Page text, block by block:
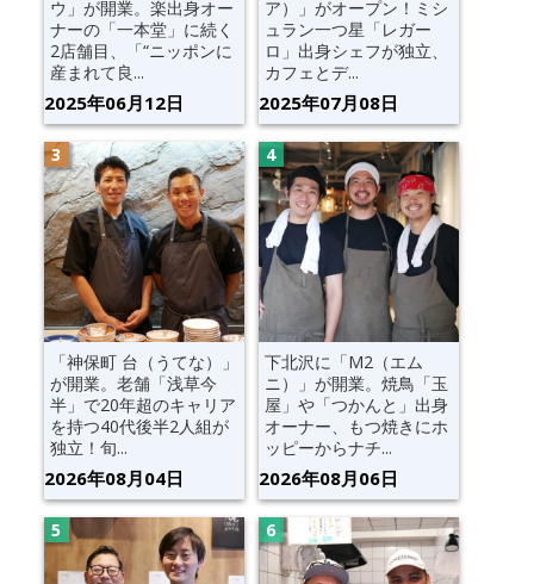
ウ」が開業。楽出身オー
ナーの「一本堂」に続く
2店舗目、「“ニッポンに
産まれて良...
2025年06月12日
ア）」がオープン！ミシ
ュラン一つ星「レガー
ロ」出身シェフが独立、
カフェとデ...
2025年07月08日
「神保町 台（うてな）」
が開業。老舗「浅草今
半」で20年超のキャリア
を持つ40代後半2人組が
独立！旬...
2026年08月04日
下北沢に「M2（エム
ニ）」が開業。焼鳥「玉
屋」や「つかんと」出身
オーナー、もつ焼きにホ
ッピーからナチ...
2026年08月06日